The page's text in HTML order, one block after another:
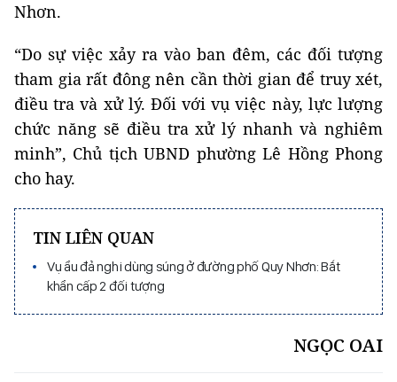
Nhơn.
“Do sự việc xảy ra vào ban đêm, các đối tượng
tham gia rất đông nên cần thời gian để truy xét,
điều tra và xử lý. Đối với vụ việc này, lực lượng
chức năng sẽ điều tra xử lý nhanh và nghiêm
minh”, Chủ tịch UBND phường Lê Hồng Phong
cho hay.
TIN LIÊN QUAN
Vụ ẩu đả nghi dùng súng ở đường phố Quy Nhơn: Bắt
khẩn cấp 2 đối tượng
NGỌC OAI